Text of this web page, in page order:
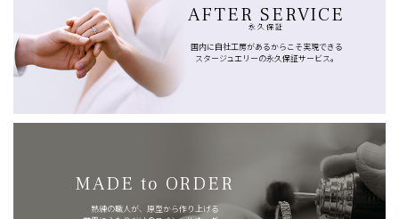
AFTER SERVICE
永久保証
国内に自社工房があるからこそ実現できる
スタージュエリーの永久保証サービス。
MADE to ORDER
熟練の職人が、原型から作り上げる